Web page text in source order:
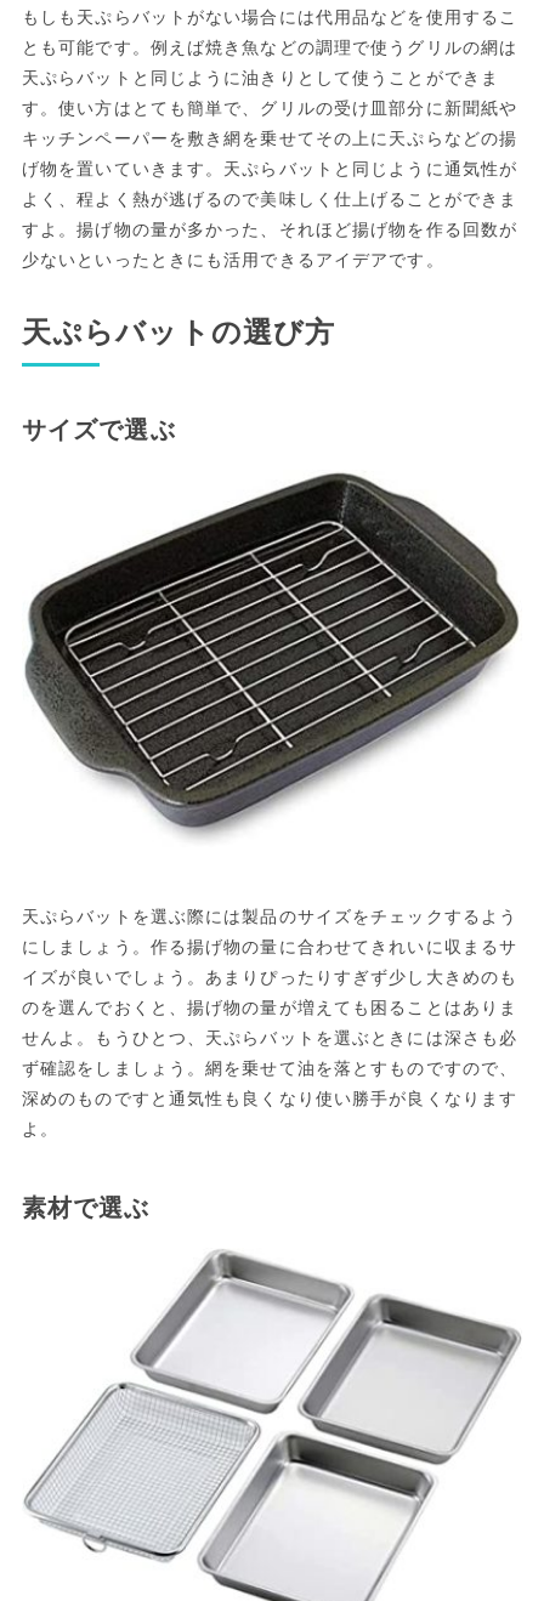
もしも天ぷらバットがない場合には代用品などを使用するこ
とも可能です。例えば焼き魚などの調理で使うグリルの網は
天ぷらバットと同じように油きりとして使うことができま
す。使い方はとても簡単で、グリルの受け皿部分に新聞紙や
キッチンペーパーを敷き網を乗せてその上に天ぷらなどの揚
げ物を置いていきます。天ぷらバットと同じように通気性が
よく、程よく熱が逃げるので美味しく仕上げることができま
すよ。揚げ物の量が多かった、それほど揚げ物を作る回数が
少ないといったときにも活用できるアイデアです。
天ぷらバットの選び方
サイズで選ぶ
天ぷらバットを選ぶ際には製品のサイズをチェックするよう
にしましょう。作る揚げ物の量に合わせてきれいに収まるサ
イズが良いでしょう。あまりぴったりすぎず少し大きめのも
のを選んでおくと、揚げ物の量が増えても困ることはありま
せんよ。もうひとつ、天ぷらバットを選ぶときには深さも必
ず確認をしましょう。網を乗せて油を落とすものですので、
深めのものですと通気性も良くなり使い勝手が良くなります
よ。
素材で選ぶ